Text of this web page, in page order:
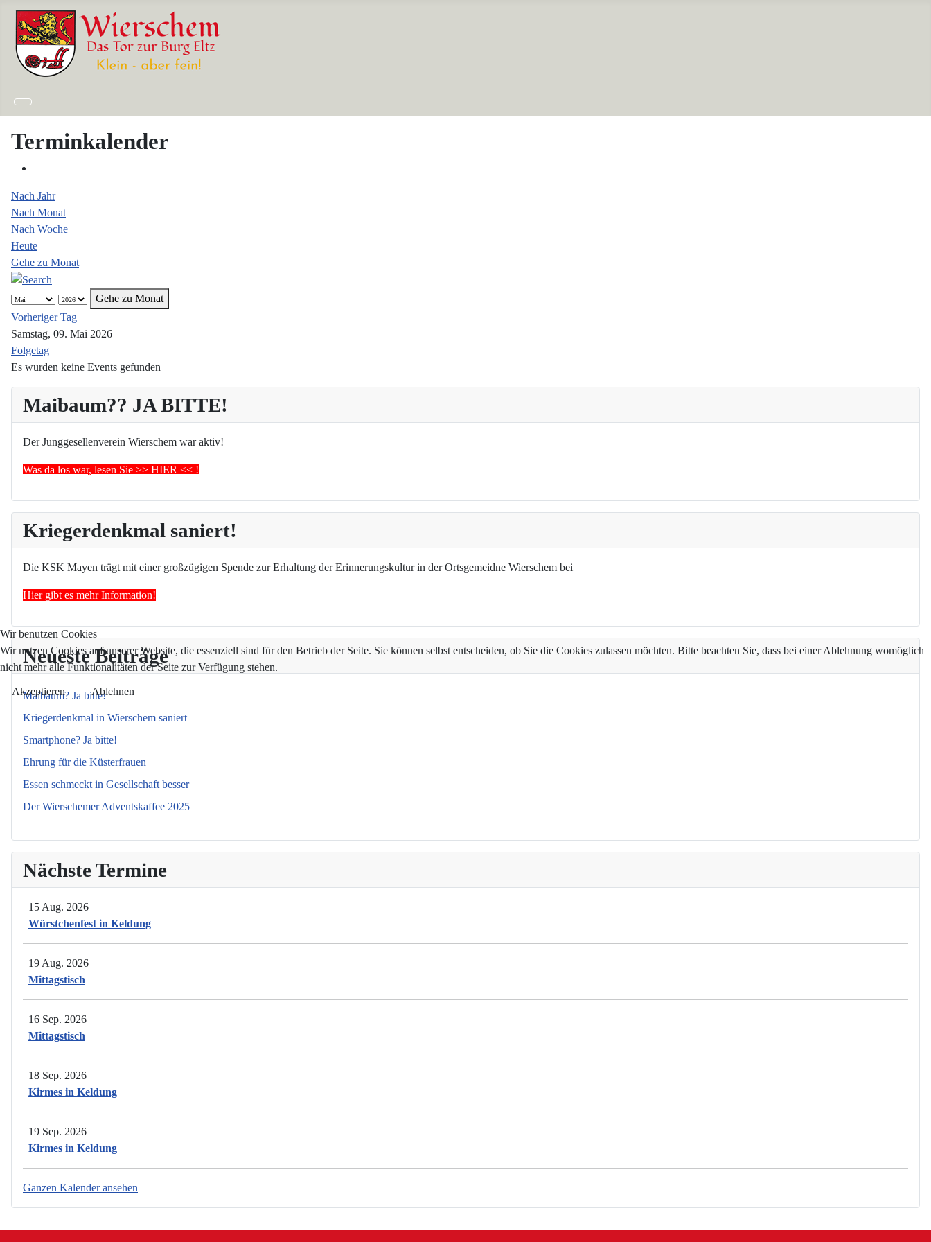
Maibaum?? JA BITTE!
Der Junggesellenverein Wierschem war aktiv!
Was da los war, lesen Sie >> HIER << !
Kriegerdenkmal saniert!
Die KSK Mayen trägt mit einer großzügigen Spende zur Erhaltung der Erinnerungskultur in der Ortsgemeidne Wierschem bei
Hier gibt es mehr Information!
Neueste Beiträge
Maibaum? Ja bitte!
Kriegerdenkmal in Wierschem saniert
Smartphone? Ja bitte!
Ehrung für die Küsterfrauen
Essen schmeckt in Gesellschaft besser
Der Wierschemer Adventskaffee 2025
Nächste Termine
15 Aug. 2026
Würstchenfest in Keldung
19 Aug. 2026
Mittagstisch
16 Sep. 2026
Mittagstisch
18 Sep. 2026
Kirmes in Keldung
19 Sep. 2026
Kirmes in Keldung
Ganzen Kalender ansehen
Terminkalender
Nach Jahr
Nach Monat
Nach Woche
Heute
Gehe zu Monat
Gehe zu Monat
Vorheriger Tag
Samstag, 09. Mai 2026
Folgetag
Es wurden keine Events gefunden
Wir benutzen Cookies
Wir nutzen Cookies auf unserer Website, die essenziell sind für den Betrieb der Seite. Sie können selbst entscheiden, ob Sie die Cookies zulassen möchten. Bitte beachten Sie, dass bei einer Ablehnung womöglich
nicht mehr alle Funktionalitäten der Seite zur Verfügung stehen.
Akzeptieren Ablehnen